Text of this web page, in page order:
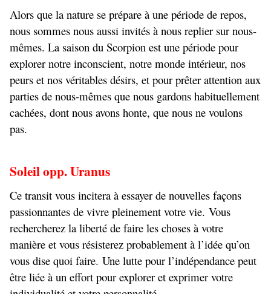
Alors que la nature se prépare à une période de repos,
nous sommes nous aussi invités à nous replier sur nous-
mêmes. La saison du Scorpion est une période pour
explorer notre inconscient, notre monde intérieur, nos
peurs et nos véritables désirs, et pour prêter attention aux
parties de nous-mêmes que nous gardons habituellement
cachées, dont nous avons honte, que nous ne voulons
pas.
Soleil opp. Uranus
Ce transit vous incitera à essayer de nouvelles façons
passionnantes de vivre pleinement votre vie. Vous
rechercherez la liberté de faire les choses à votre
manière et vous résisterez probablement à l’idée qu’on
vous dise quoi faire. Une lutte pour l’indépendance peut
être liée à un effort pour explorer et exprimer votre